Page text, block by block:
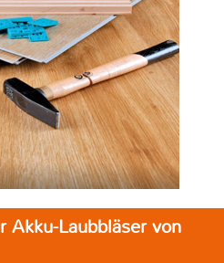
Akku-Laubbläser von